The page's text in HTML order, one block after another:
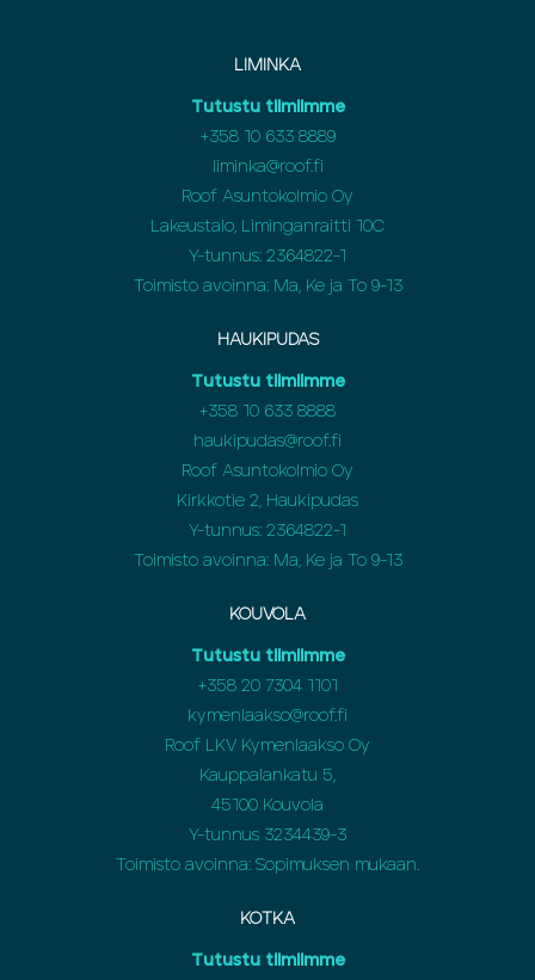
LIMINKA
Tutustu tiimiimme
+35810 633 8889
liminka@roof.fi
Roof Asuntokolmio Oy
Lakeustalo, Liminganraitti 10C
Y-tunnus: 2364822-1
Toimisto avoinna: Ma, Ke ja To 9-13
HAUKIPUDAS
Tutustu tiimiimme
+358 10 633 8888
haukipudas@roof.fi
Roof Asuntokolmio Oy
Kirkkotie 2, Haukipudas
Y-tunnus: 2364822-1
Toimisto avoinna: Ma, Ke ja To 9-13
KOUVOLA
Tutustu tiimiimme
+358 20 7304 1101
kymenlaakso@roof.fi
Roof LKV Kymenlaakso Oy
Kauppalankatu 5,
45100 Kouvola
Y-tunnus 3234439-3
Toimisto avoinna: Sopimuksen mukaan.
KOTKA
Tutustu tiimiimme